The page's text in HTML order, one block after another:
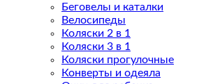
Беговелы и каталки
Велосипеды
Коляски 2 в 1
Коляски 3 в 1
Коляски прогулочные
Конверты и одеяла